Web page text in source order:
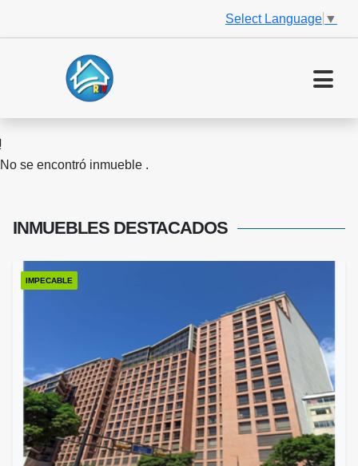
Select Language ▼
No se encontró inmueble .
INMUEBLES DESTACADOS
IMPECABLE